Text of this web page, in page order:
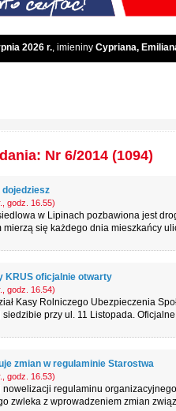
2026 r., imieniny Cypriana,
Nr 6/2014 (1094)
dojedziesz
godz. 16.55)
w Lipinach pozbawiona jest
mierzą się każdego dnia mieszkańcy
KRUS oficjalnie otwarty
godz. 16.54)
Kasy Rolniczego Ubezpieczenia
przy ul. 11 Listopada.
zmian w regulaminie Starostwa
godz. 16.53)
nowelizacji regulaminu
zwleka z wprowadzeniem zmian